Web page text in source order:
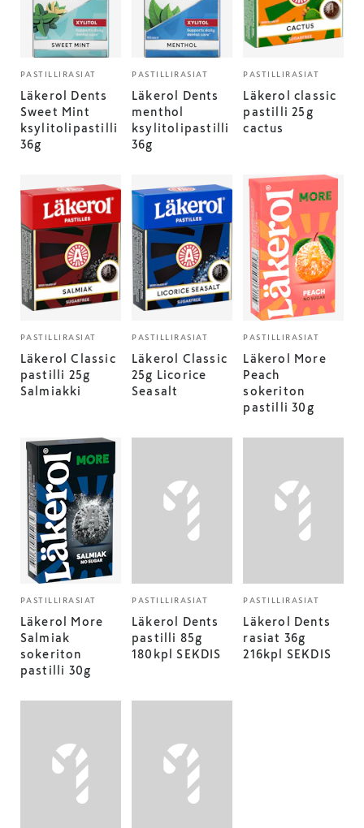
PASTILLIRASIAT
Läkerol Dents
Sweet Mint
ksylitolipastilli
36g
PASTILLIRASIAT
Läkerol Dents
menthol
ksylitolipastilli
36g
PASTILLIRASIAT
Läkerol classic
pastilli 25g
cactus
PASTILLIRASIAT
Läkerol Classic
pastilli 25g
Salmiakki
PASTILLIRASIAT
Läkerol Classic
25g Licorice
Seasalt
PASTILLIRASIAT
Läkerol More
Peach
sokeriton
pastilli 30g
PASTILLIRASIAT
Läkerol More
Salmiak
sokeriton
pastilli 30g
PASTILLIRASIAT
Läkerol Dents
pastilli 85g
180kpl SEKDIS
PASTILLIRASIAT
Läkerol Dents
rasiat 36g
216kpl SEKDIS